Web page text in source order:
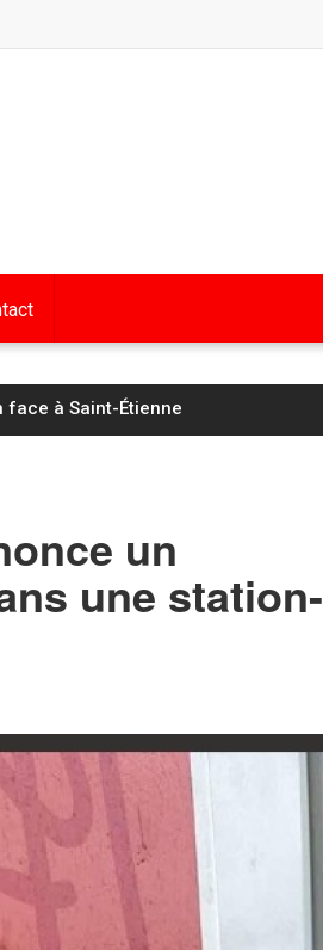
du mont Ventoux
un
une station-